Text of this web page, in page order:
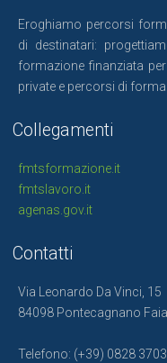
Formazione
Eroghiamo percorsi
di destinatari:
formazione finanziata
private e percorsi di
Salta
Collegamenti
fmtsformazione.it
fmtslavoro.it
agenas.gov.it
Salta
Contatti
Via Leonardo Da Vinci, 15
84098 Pontecagnano
Telefono: (+39) 0828